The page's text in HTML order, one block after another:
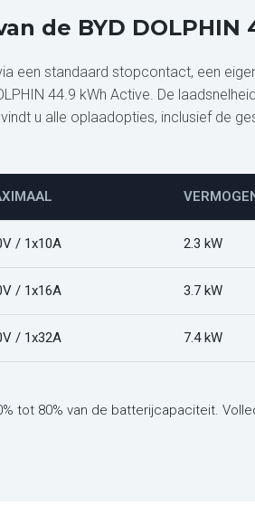
de BYD
een standaard stopcontact, een
44.9 kWh Active. De
u alle oplaadopties, inclusief de
/ 1x10A 2.3 kW
/ 1x16A 3.7 kW
/ 1x32A 7.4 kW
tot 80% van de batterijcapaciteit.